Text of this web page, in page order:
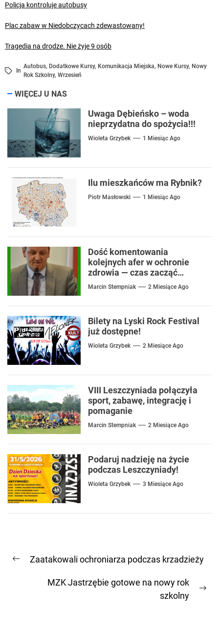
Policja kontroluje autobusy
Plac zabaw w Niedobczycach zdewastowany!
Tragedia na drodze. Nie żyje 9 osób
In
Autobus, Dodatkowe Kursy, Komunikacja Miejska, Nowe Kursy, Nowy
Rok Szkolny, Wrzesień
WIĘCEJ U NAS
Uwaga Dębieńsko – woda
nieprzydatna do spożycia!!!
Wioleta Grzybek 1 Miesiąc Ago
Ilu mieszkańców ma Rybnik?
Piotr Masłowski 1 Miesiąc Ago
Dość komentowania
kolejnych afer w ochronie
zdrowia — czas zacząć
mówić o rozwiązaniach
Marcin Stempniak 2 Miesiące Ago
Bilety na Lyski Rock Festival
już dostępne!
Wioleta Grzybek 2 Miesiące Ago
VIII Leszczyniada połączyła
sport, zabawę, integrację i
pomaganie
Marcin Stempniak 2 Miesiące Ago
Podaruj nadzieję na życie
podczas Leszczyniady!
Wioleta Grzybek 3 Miesiące Ago
wpisu
Previous
Zaatakowali ochroniarza podczas krzadzieży
MZK Jastrzębie gotowe na nowy rok
szkolny